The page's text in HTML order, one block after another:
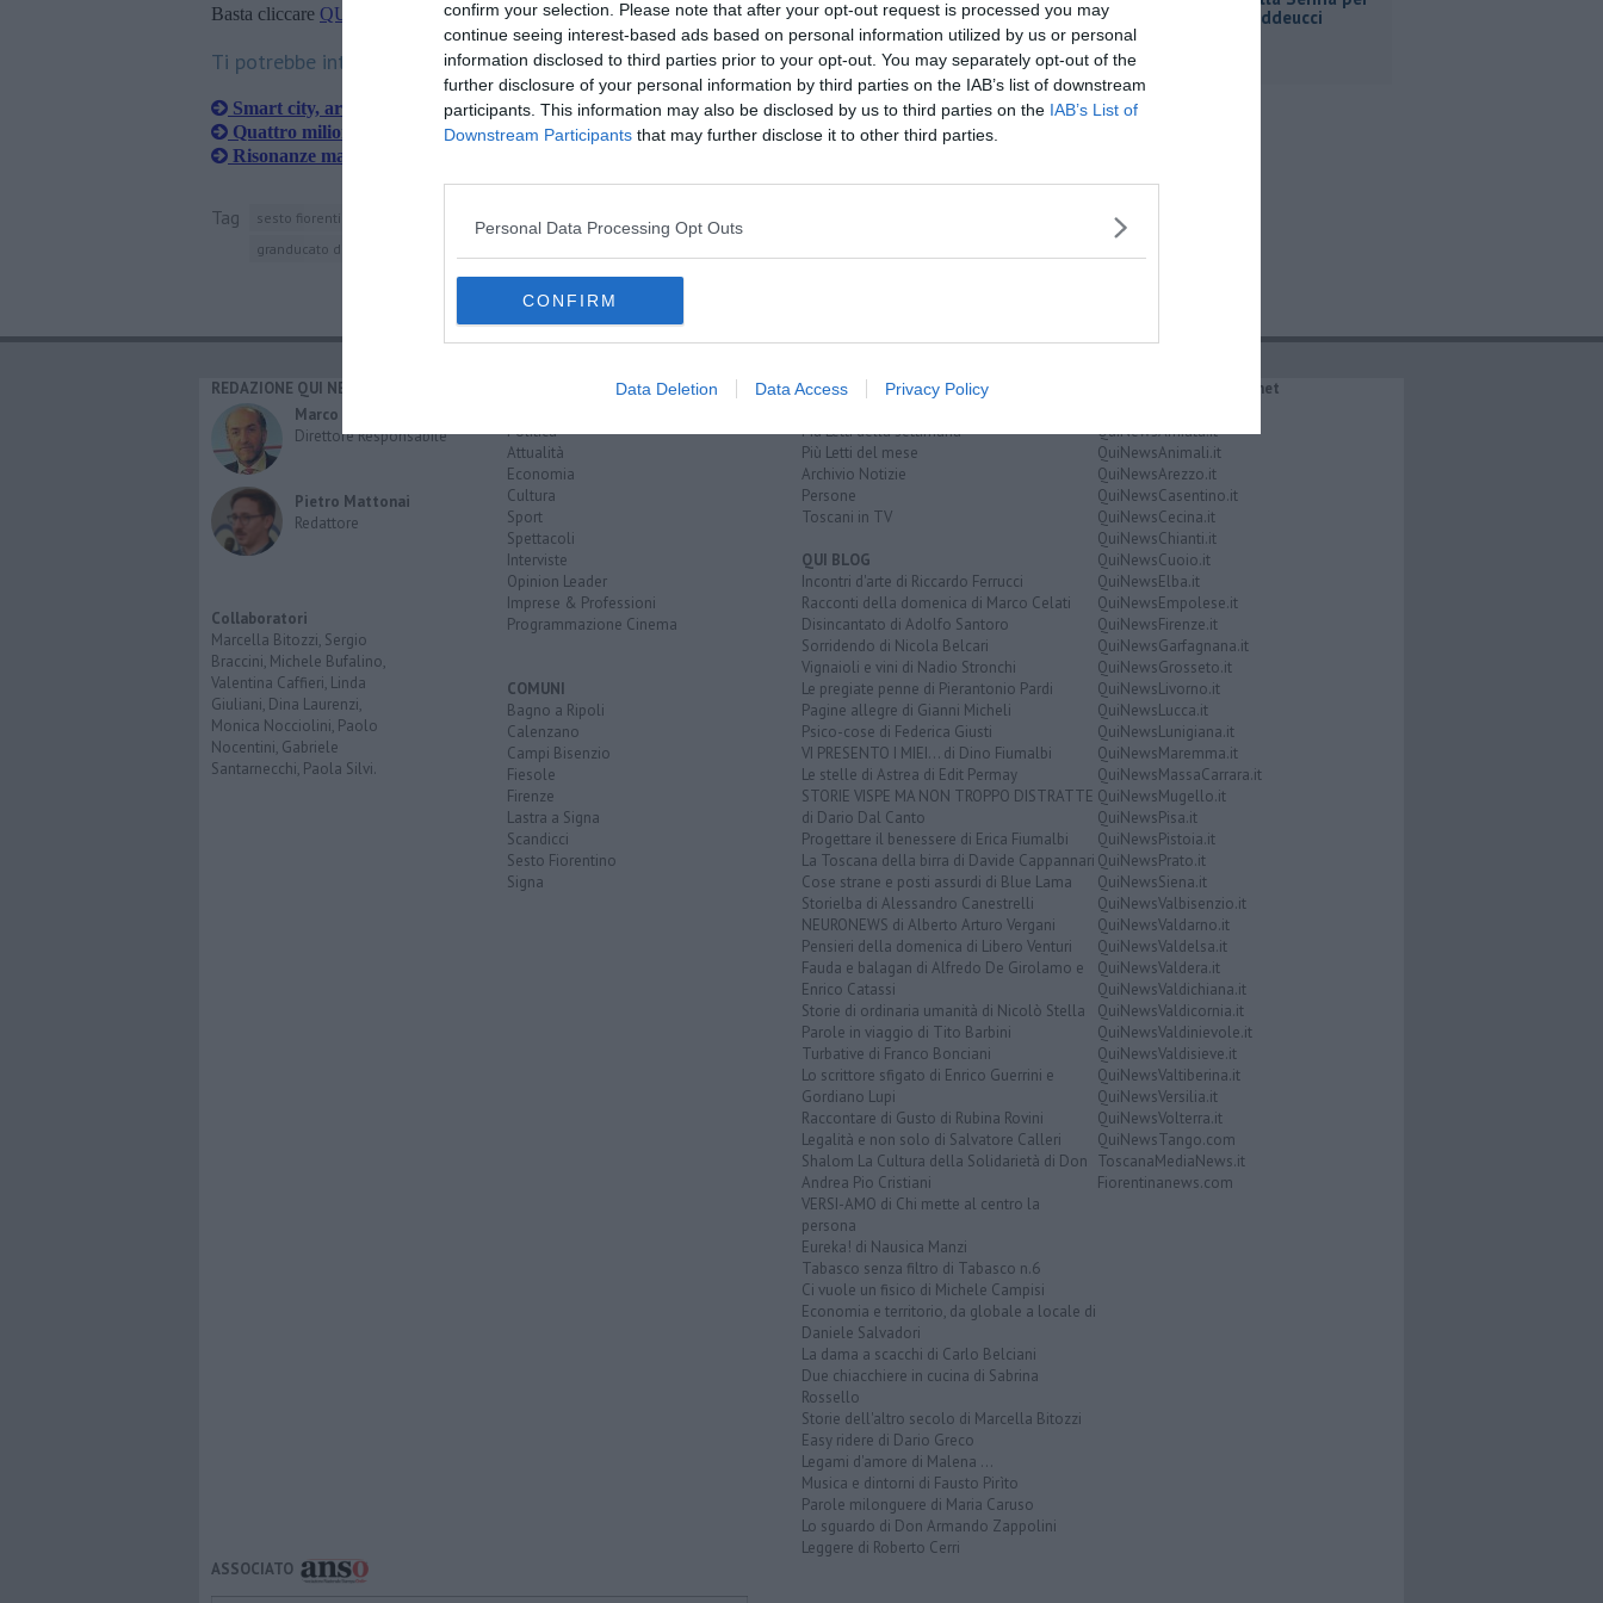
confirm your selection. Please note that after your opt-out request is processed you may
continue seeing interest-based ads based on personal information utilized by us or personal
information disclosed to third parties prior to your opt-out. You may separately opt-out of the
further disclosure of your personal information by third parties on the IAB’s list of downstream
participants. This information may also be disclosed by us to third parties on the IAB’s List of
Downstream Participants that may further disclose it to other third parties.
Personal Data Processing Opt Outs
CONFIRM
Data Deletion Data Access Privacy Policy
Basta cliccare QUI
Ti potrebbe interessare anche:
Smart city, arrivano 10 milioni di euro
Quattro milioni di libri consultabili con un click
Risonanze magnetiche hi tech al polo di Sesto
Tag sesto fiorentino
granducato di toscana
Ginevra Taddeucci
REDAZIONE QUI NEWS
Marco Migli
Direttore Responsabile
Pietro Mattonai
Redattore
Collaboratori
Marcella Bitozzi, Sergio
Braccini, Michele Bufalino,
Valentina Caffieri, Linda
Giuliani, Dina Laurenzi,
Monica Nocciolini, Paolo
Nocentini, Gabriele
Santarnecchi, Paola Silvi.
Politica
Attualità
Economia
Cultura
Sport
Spettacoli
Interviste
Opinion Leader
Imprese & Professioni
Programmazione Cinema
COMUNI
Bagno a Ripoli
Calenzano
Campi Bisenzio
Fiesole
Firenze
Lastra a Signa
Scandicci
Sesto Fiorentino
Signa
RUBRICHE
Più Letti della settimana
Più Letti del mese
Archivio Notizie
Persone
Toscani in TV
QUI BLOG
Incontri d'arte di Riccardo Ferrucci
Racconti della domenica di Marco Celati
Disincantato di Adolfo Santoro
Sorridendo di Nicola Belcari
Vignaioli e vini di Nadio Stronchi
Le pregiate penne di Pierantonio Pardi
Pagine allegre di Gianni Micheli
Psico-cose di Federica Giusti
VI PRESENTO I MIEI... di Dino Fiumalbi
Le stelle di Astrea di Edit Permay
STORIE VISPE MA NON TROPPO DISTRATTE
di Dario Dal Canto
Progettare il benessere di Erica Fiumalbi
La Toscana della birra di Davide Cappannari
Cose strane e posti assurdi di Blue Lama
Storielba di Alessandro Canestrelli
NEURONEWS di Alberto Arturo Vergani
Pensieri della domenica di Libero Venturi
Fauda e balagan di Alfredo De Girolamo e
Enrico Catassi
Storie di ordinaria umanità di Nicolò Stella
Parole in viaggio di Tito Barbini
Turbative di Franco Bonciani
Lo scrittore sfigato di Enrico Guerrini e
Gordiano Lupi
Raccontare di Gusto di Rubina Rovini
Legalità e non solo di Salvatore Calleri
Shalom La Cultura della Solidarietà di Don
Andrea Pio Cristiani
VERSI-AMO di Chi mette al centro la
persona
Eureka! di Nausica Manzi
Tabasco senza filtro di Tabasco n.6
Ci vuole un fisico di Michele Campisi
Economia e territorio, da globale a locale di
Daniele Salvadori
La dama a scacchi di Carlo Belciani
Due chiacchiere in cucina di Sabrina
Rossello
Storie dell'altro secolo di Marcella Bitozzi
Easy ridere di Dario Greco
Legami d'amore di Malena ...
Musica e dintorni di Fausto Pirìto
Parole milonguere di Maria Caruso
Lo sguardo di Don Armando Zappolini
Leggere di Roberto Cerri
IL NETWORK QuiNews.net
QuiNewsAmiata.it
QuiNewsAnimali.it
QuiNewsArezzo.it
QuiNewsCasentino.it
QuiNewsCecina.it
QuiNewsChianti.it
QuiNewsCuoio.it
QuiNewsElba.it
QuiNewsEmpolese.it
QuiNewsFirenze.it
QuiNewsGarfagnana.it
QuiNewsGrosseto.it
QuiNewsLivorno.it
QuiNewsLucca.it
QuiNewsLunigiana.it
QuiNewsMaremma.it
QuiNewsMassaCarrara.it
QuiNewsMugello.it
QuiNewsPisa.it
QuiNewsPistoia.it
QuiNewsPrato.it
QuiNewsSiena.it
QuiNewsValbisenzio.it
QuiNewsValdarno.it
QuiNewsValdelsa.it
QuiNewsValdera.it
QuiNewsValdichiana.it
QuiNewsValdicornia.it
QuiNewsValdinievole.it
QuiNewsValdisieve.it
QuiNewsValtiberina.it
QuiNewsVersilia.it
QuiNewsVolterra.it
QuiNewsTango.com
ToscanaMediaNews.it
Fiorentinanews.com
ASSOCIATO